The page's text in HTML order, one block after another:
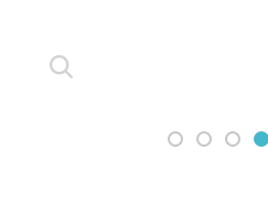
1 2 3 4